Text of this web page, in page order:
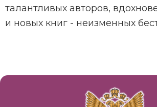
талантливых авторов,
и новых книг - неизменных